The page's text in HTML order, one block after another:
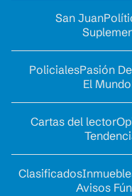
San Juan
PolicialesPasión
El Mundo
Cartas del lector
Clasificados
Avisos